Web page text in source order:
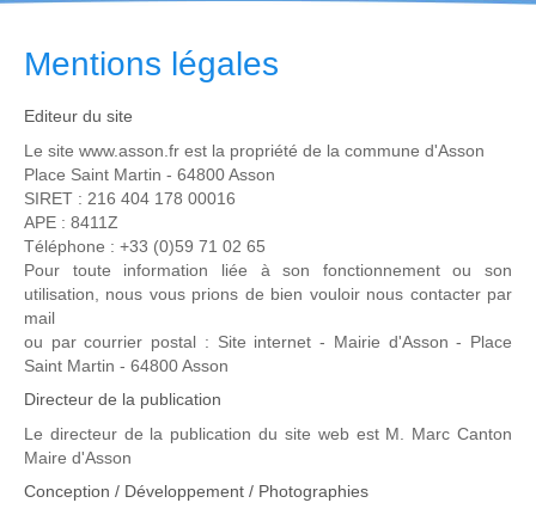
Mentions légales
Editeur du site
Le site www.asson.fr est la propriété de la commune d'Asson
Place Saint Martin - 64800 Asson
SIRET : 216 404 178 00016
APE : 8411Z
Téléphone : +33 (0)59 71 02 65
Pour toute information liée à son fonctionnement ou son
utilisation, nous vous prions de bien vouloir nous contacter par
mail
ou par courrier postal : Site internet - Mairie d'Asson - Place
Saint Martin - 64800 Asson
Directeur de la publication
Le directeur de la publication du site web est M. Marc Canton
Maire d'Asson
Conception / Développement / Photographies